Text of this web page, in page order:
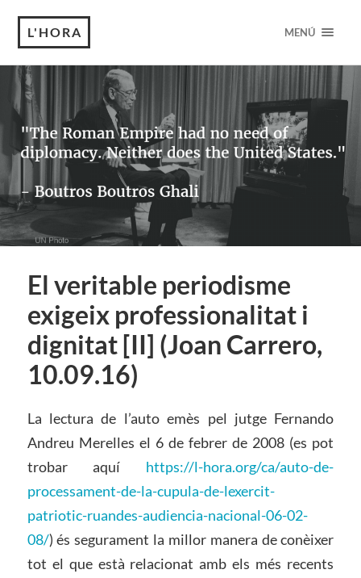
L'HORA MENÚ
El veritable periodisme
exigeix professionalitat i
dignitat [II] (Joan Carrero,
10.09.16)
La lectura de l’auto emès pel jutge Fernando
Andreu Merelles el 6 de febrer de 2008 (es pot
trobar aquí https://l-hora.org/ca/auto-de-
processament-de-la-cupula-de-lexercit-
patriotic-ruandes-audiencia-nacional-06-02-
08/) és segurament la millor manera de conèixer
tot el que està relacionat amb els més recents